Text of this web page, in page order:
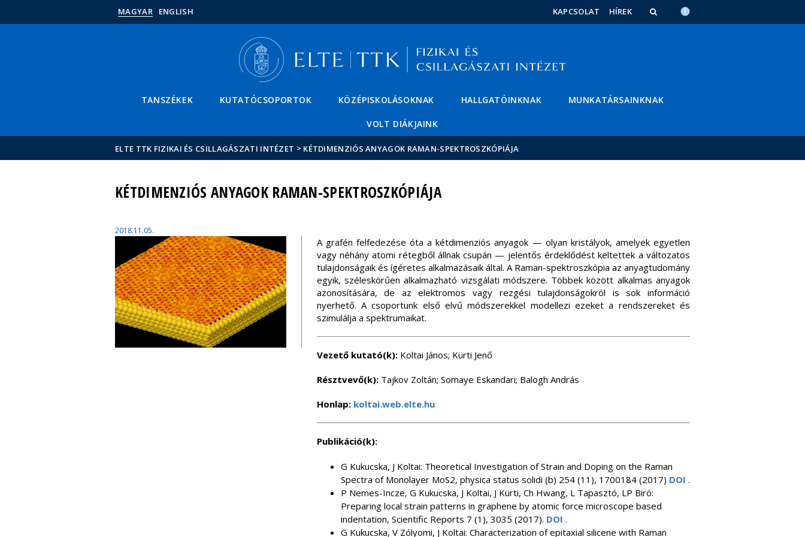
MAGYAR ENGLISH KAPCSOLAT HÍREK
TANSZÉKEK KUTATÓCSOPORTOK KÖZÉPISKOLÁSOKNAK HALLGATÓINKNAK MUNKATÁRSAINKNAK
VOLT DIÁKJAINK
ELTE TTK FIZIKAI ÉS CSILLAGÁSZATI INTÉZET > KÉTDIMENZIÓS ANYAGOK RAMAN-SPEKTROSZKÓPIÁJA
KÉTDIMENZIÓS ANYAGOK RAMAN-SPEKTROSZKÓPIÁJA
2018.11.05.
A grafén felfedezése óta a kétdimenziós anyagok — olyan kristályok, amelyek egyetlen
vagy néhány atomi rétegből állnak csupán — jelentős érdeklődést keltettek a változatos
tulajdonságaik és ígéretes alkalmazásaik által. A Raman-spektroszkópia az anyagtudomány
egyik, széleskörűen alkalmazható vizsgálati módszere. Többek között alkalmas anyagok
azonosítására, de az elektromos vagy rezgési tulajdonságokról is sok információ
nyerhető. A csoportunk első elvű módszerekkel modellezi ezeket a rendszereket és
szimulálja a spektrumaikat.
Vezető kutató(k): Koltai János; Kürti Jenő
Résztvevő(k): Tajkov Zoltán; Somaye Eskandari; Balogh András
Honlap: koltai.web.elte.hu
Publikáció(k):
G Kukucska, J Koltai: Theoretical Investigation of Strain and Doping on the Raman
Spectra of Monolayer MoS2, physica status solidi (b) 254 (11), 1700184 (2017) DOI .
P Nemes-Incze, G Kukucska, J Koltai, J Kürti, Ch Hwang, L Tapasztó, LP Biró:
Preparing local strain patterns in graphene by atomic force microscope based
indentation, Scientific Reports 7 (1), 3035 (2017). DOI .
G Kukucska, V Zólyomi, J Koltai: Characterization of epitaxial silicene with Raman